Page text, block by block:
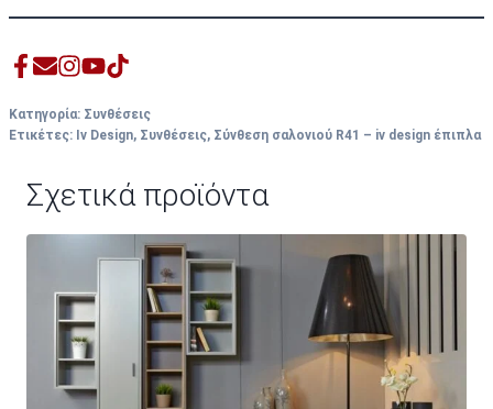
Κατηγορία: Συνθέσεις
Ετικέτες: Iv Design, Συνθέσεις, Σύνθεση σαλονιού R41 – iv design έπιπλα
Σχετικά προϊόντα